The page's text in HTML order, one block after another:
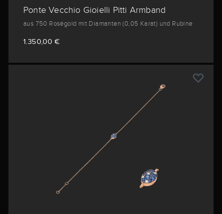
Ponte Vecchio Gioielli Pitti Armband
aus 750 Roségold mit Diamanten (0,05 Karat) und Rubine
1.350,00 €